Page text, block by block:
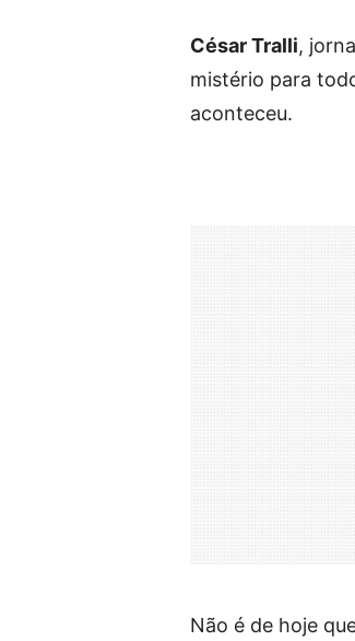
César Tralli,
mistério para
aconteceu.
Não é de hoje